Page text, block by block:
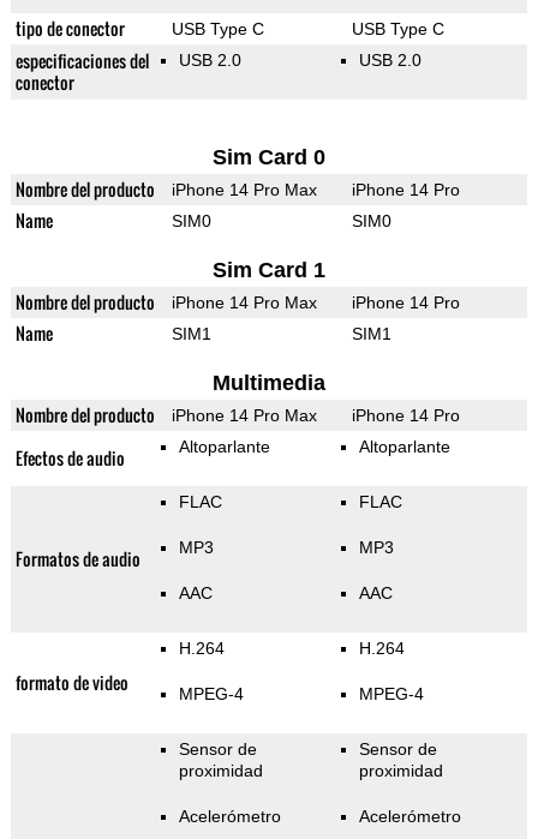
tipo de conector USB Type C USB Type C
especificaciones del
conector
USB 2.0 USB 2.0
Sim Card 0
Nombre del producto iPhone 14 Pro Max iPhone 14 Pro
Name SIM0 SIM0
Sim Card 1
Nombre del producto iPhone 14 Pro Max iPhone 14 Pro
Name SIM1 SIM1
Multimedia
Nombre del producto iPhone 14 Pro Max iPhone 14 Pro
Efectos de audio Altoparlante Altoparlante
Formatos de audio
FLAC
MP3
AAC
FLAC
MP3
AAC
formato de video
H.264
MPEG-4
H.264
MPEG-4
Sensor de
proximidad
Acelerómetro
Sensor de
proximidad
Acelerómetro